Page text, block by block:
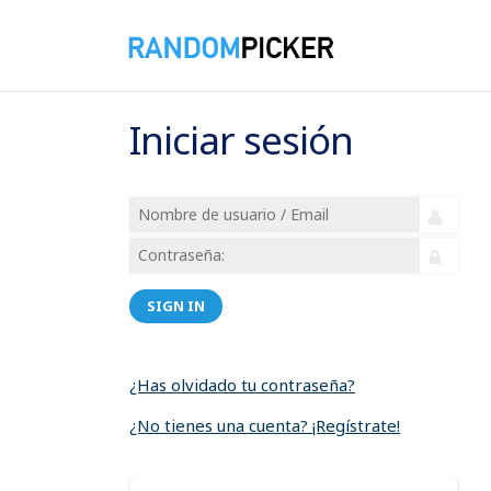
Iniciar sesión
SIGN IN
¿Has olvidado tu contraseña?
¿No tienes una cuenta? ¡Regístrate!